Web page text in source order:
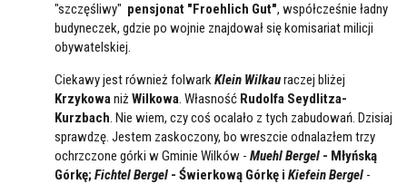
"szczęśliwy" pensjonat "Froehlich Gut", współcześnie ładny
budyneczek, gdzie po wojnie znajdował się komisariat milicji
obywatelskiej.
Ciekawy jest również folwarkKlein Wilkauraczej bliżej
Krzykowaniż Wilkowa. Własność Rudolfa Seydlitza-
Kurzbach. Nie wiem, czy coś ocalało z tych zabudowań. Dzisiaj
sprawdzę. Jestem zaskoczony, bo wreszcie odnalazłem trzy
ochrzczone górki w Gminie Wilków - Muehl Bergel - Młyńską
Górkę; Fichtel Bergel - Świerkową Górkę i Kiefein Bergel -